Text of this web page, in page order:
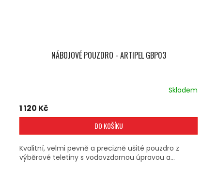
NÁBOJOVÉ POUZDRO - ARTIPEL GBP03
Skladem
1 120 Kč
DO KOŠÍKU
Kvalitní, velmi pevně a precizně ušité pouzdro z
výběrové teletiny s vodovzdornou úpravou a...